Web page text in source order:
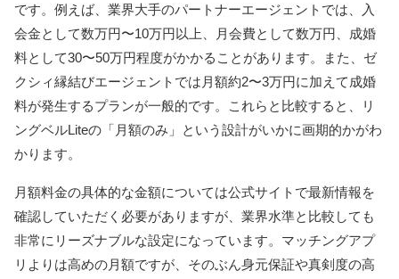
です。例えば、業界大手のパートナーエージェントでは、入
会金として数万円〜10万円以上、月会費として数万円、成婚
料として30〜50万円程度がかかることがあります。また、ゼ
クシィ縁結びエージェントでは月額約2〜3万円に加えて成婚
料が発生するプランが一般的です。これらと比較すると、リ
ングベルLiteの「月額のみ」という設計がいかに画期的かがわ
かります。
月額料金の具体的な金額については公式サイトで最新情報を
確認していただく必要がありますが、業界水準と比較しても
非常にリーズナブルな設定になっています。マッチングアプ
リよりは高めの月額ですが、そのぶん身元保証や真剣度の高